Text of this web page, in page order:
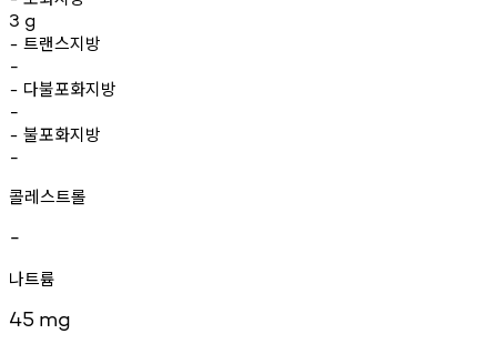
3 g
- 트랜스지방
-
- 다불포화지방
-
- 불포화지방
-
콜레스트롤
-
나트륨
45 mg